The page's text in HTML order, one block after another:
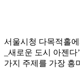
서울시청 다목적홀
_새로운 도시 아젠
가지 주제를 가장 흥